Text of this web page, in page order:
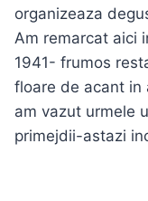
organizeaza
Am remarcat aici
1941- frumos
floare de acant in
am vazut urmele
primejdii-astazi